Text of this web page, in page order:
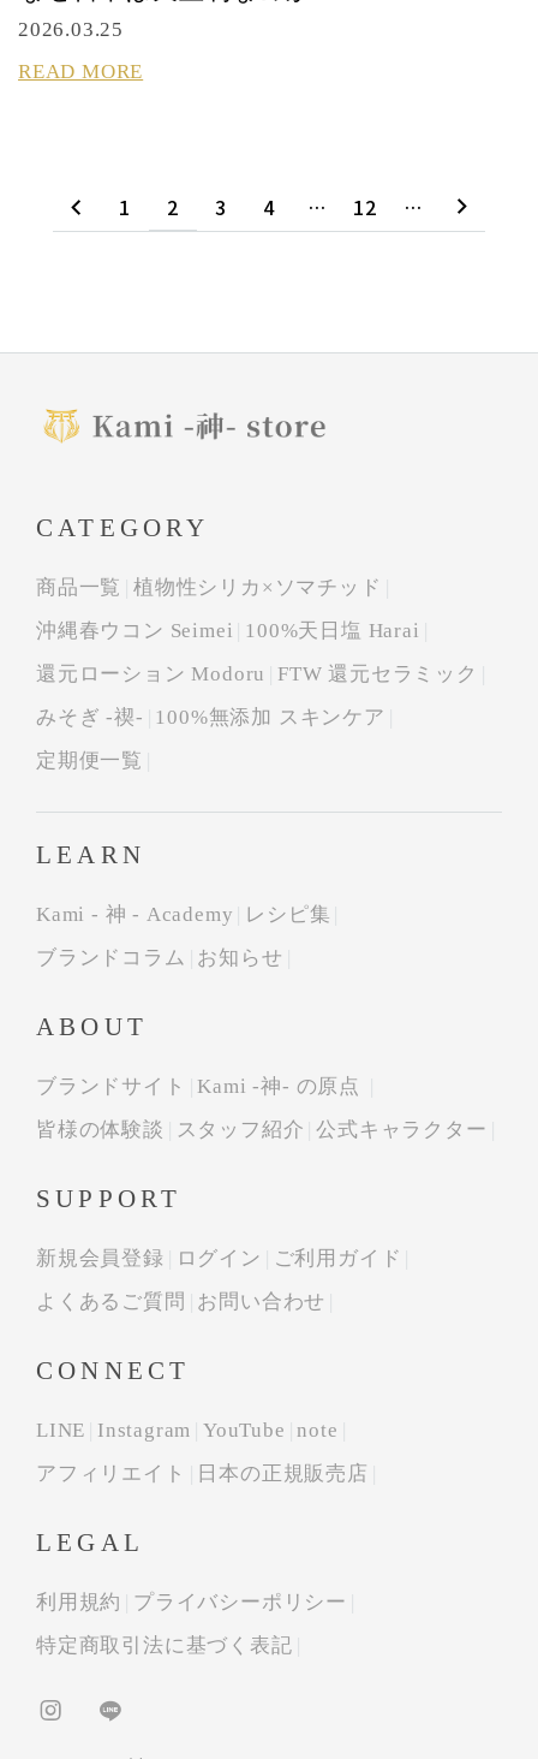
2026.03.25
READ MORE
1 2 3 4 … 12 …
CATEGORY
商品一覧
植物性シリカ×ソマチッド
沖縄春ウコン Seimei
100%天日塩 Harai
還元ローション Modoru
FTW 還元セラミック
みそぎ -禊-
100%無添加 スキンケア
定期便一覧
LEARN
Kami - 神 - Academy
レシピ集
ブランドコラム
お知らせ
ABOUT
ブランドサイト
Kami -神- の原点
皆様の体験談
スタッフ紹介 公式キャラクター
SUPPORT
新規会員登録 ログイン
ご利用ガイド
よくあるご質問
お問い合わせ
CONNECT
LINE Instagram YouTube
note
アフィリエイト
日本の正規販売店
LEGAL
利用規約
プライバシーポリシー
特定商取引法に基づく表記